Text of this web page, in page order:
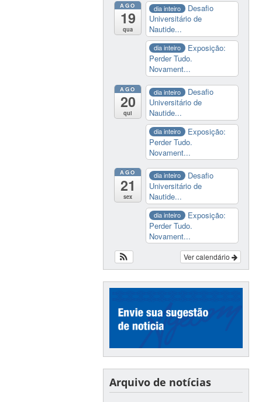
AGO
19
qua
dia inteiro
Desafio
Universitário de
Nautide...
dia inteiro
Exposição:
Perder Tudo.
Novament...
AGO
20
qui
dia inteiro
Desafio
Universitário de
Nautide...
dia inteiro
Exposição:
Perder Tudo.
Novament...
AGO
21
sex
dia inteiro
Desafio
Universitário de
Nautide...
dia inteiro
Exposição:
Perder Tudo.
Novament...
Ver calendário
Arquivo de notícias